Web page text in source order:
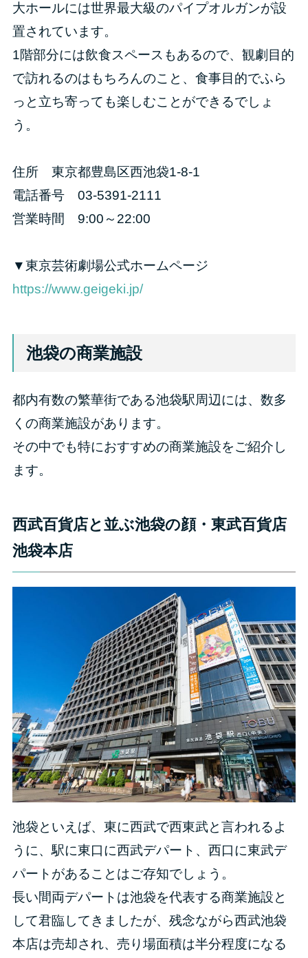
大ホールには世界最大級のパイプオルガンが設
置されています。
1階部分には飲食スペースもあるので、観劇目的
で訪れるのはもちろんのこと、食事目的でふら
っと立ち寄っても楽しむことができるでしょ
う。
住所 東京都豊島区西池袋1-8-1
電話番号 03-5391-2111
営業時間 9:00～22:00
▼東京芸術劇場公式ホームページ
https://www.geigeki.jp/
池袋の商業施設
都内有数の繁華街である池袋駅周辺には、数多
くの商業施設があります。
その中でも特におすすめの商業施設をご紹介し
ます。
西武百貨店と並ぶ池袋の顔・東武百貨店
池袋本店
池袋といえば、東に西武で西東武と言われるよ
うに、駅に東口に西武デパート、西口に東武デ
パートがあることはご存知でしょう。
長い間両デパートは池袋を代表する商業施設と
して君臨してきましたが、残念ながら西武池袋
本店は売却され、売り場面積は半分程度になる